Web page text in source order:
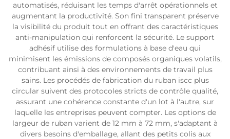
automatisés, réduisant les temps d'arrêt opérationnels et
augmentant la productivité. Son fini transparent préserve
la visibilité du produit tout en offrant des caractéristiques
anti-manipulation qui renforcent la sécurité. Le support
adhésif utilise des formulations à base d'eau qui
minimisent les émissions de composés organiques volatils,
contribuant ainsi à des environnements de travail plus
sains. Les procédés de fabrication du ruban iscc plus
circular suivent des protocoles stricts de contrôle qualité,
assurant une cohérence constante d'un lot à l'autre, sur
laquelle les entreprises peuvent compter. Les options de
largeur de ruban varient de 12 mm à 72 mm, s'adaptant à
divers besoins d'emballage, allant des petits colis aux